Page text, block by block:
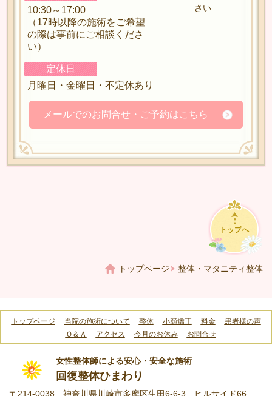
さい
10:30～17:00
（17時以降の施術をご希望
の際は事前にご相談くださ
い）
定休日
月曜日・金曜日・不定休あり
メールでのお問合せ・ご予約はこちら
トップへ
トップページ 整体・マタニティ整体
トップページ 当院の施術について 整体 小顔矯正 料金
患者様の声
Ｑ＆Ａ
アクセス 今月のお休み お問合せ
女性整体師による安心・安全な施術
回復整体ひまわり
〒214-0038 神奈川県川崎市多摩区生田6-6-3 ヒルサイド66